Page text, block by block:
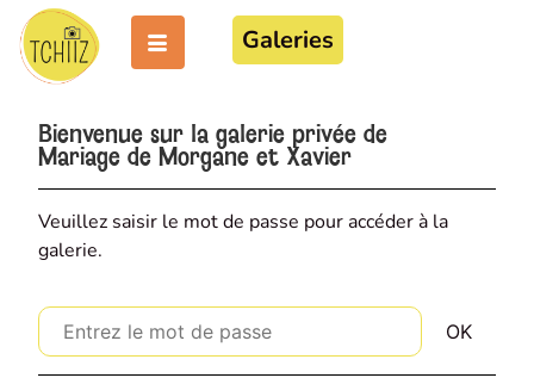
Galeries
Bienvenue sur la galerie privée de
Mariage de Morgane et Xavier
Veuillez saisir le mot de passe pour accéder à la
galerie.